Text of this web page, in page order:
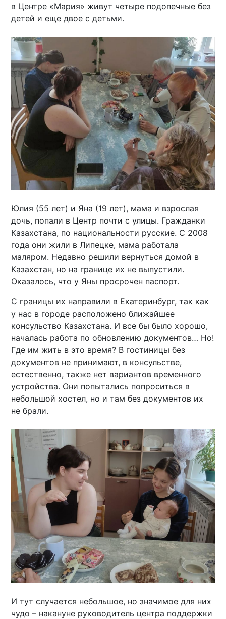
в Центре «Мария» живут четыре подопечные без
детей и еще двое с детьми.
Юлия (55 лет) и Яна (19 лет), мама и взрослая
дочь, попали в Центр почти с улицы. Гражданки
Казахстана, по национальности русские. С 2008
года они жили в Липецке, мама работала
маляром. Недавно решили вернуться домой в
Казахстан, но на границе их не выпустили.
Оказалось, что у Яны просрочен паспорт.
С границы их направили в Екатеринбург, так как
у нас в городе расположено ближайшее
консульство Казахстана. И все бы было хорошо,
началась работа по обновлению документов… Но!
Где им жить в это время? В гостиницы без
документов не принимают, в консульстве,
естественно, также нет вариантов временного
устройства. Они попытались попроситься в
небольшой хостел, но и там без документов их
не брали.
И тут случается небольшое, но значимое для них
чудо – накануне руководитель центра поддержки